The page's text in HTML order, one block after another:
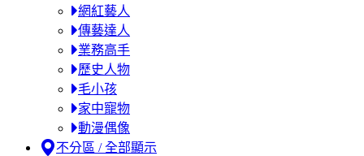
網紅藝人
傳藝達人
業務高手
歷史人物
毛小孩
家中寵物
動漫偶像
不分區 / 全部顯示